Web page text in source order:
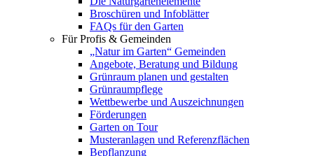
Broschüren und Infoblätter
FAQs für den Garten
Für Profis & Gemeinden
„Natur im Garten“ Gemeinden
Angebote, Beratung und Bildung
Grünraum planen und gestalten
Grünraumpflege
Wettbewerbe und Auszeichnungen
Förderungen
Garten on Tour
Musteranlagen und Referenzflächen
Bepflanzung